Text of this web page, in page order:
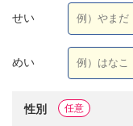
せい
めい
性別 任意